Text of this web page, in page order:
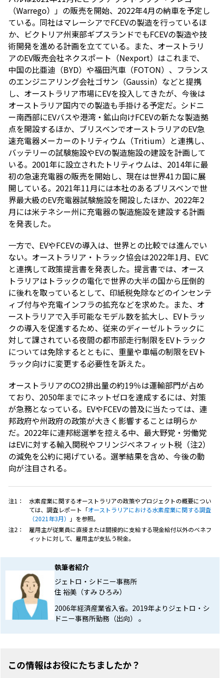
（Warrego）」の販売を開始、2022年4月の納車を予定し
ている。同社はマレーシアでFCEVの製造を行っているほ
か、ビクトリア州東部ギプスランドでもFCEVの製造や技
術開発を進める計画を立てている。また、オーストラリ
アのEV販売会社ネクスポート（Nexport）はこれまで、
中国の比亜迪（BYD）や福田汽車（FOTON）、フランス
のエンジニアリング会社ゴサン（Gaussin）などと提携
し、オーストラリア市場にEVを投入してきたが、今後は
オーストラリア国内での製造も手掛ける予定だ。シドニ
ー南西部にEVバスや港湾・鉱山向けFCEVの新たな製造拠
点を開設するほか、ブリスベンでオーストラリアのEV急
速充電器メーカーのトリティウム（Tritium）と連携し、
バッテリーの試験施設やEVの製造施設の建設を計画して
いる。2001年に設立されたトリティウムは、2014年に最
初の急速充電器の販売を開始し、現在は世界41カ国に展
開している。2021年11月には本社のあるブリスベンで世
界最大級のEV充電器試験施設を開設したほか、2022年2
月には米テネシー州に充電器の製造施設を建設する計画
を発表した。
一方で、EVやFCEVの導入は、世界との比較では進んでい
ない。オーストラリア・トラック協会は2022年1月、EVC
と連携して政策提言書を発表した。提言書では、オース
トラリアはトラックの電化で世界の大半の国から圧倒的
に後れを取っているとして、印紙税免除などのインセンテ
ィブ付与や充電インフラの拡充などを求めた。また、オ
ーストラリアで入手可能なモデル数を拡大し、EVトラッ
クの導入を促進するため、従来のディーゼルトラックに
対して課されている夜間の都市部走行制限をEVトラック
については免除するとともに、重量や車幅の制限をEVト
ラック向けに変更する必要性を訴えた。
オーストラリアのCO2排出量の約19％は運輸部門が占め
ており、2050年までにネットゼロを達成するには、対策
が急務となっている。EVやFCEVの普及に当たっては、連
邦政府や州政府の政策が大きく影響することは明らか
だ。2022年に連邦総選挙を控える中、最大野党・労働党
はEVに対する輸入関税やフリンジベネフィット税（注2）
の減免を公約に掲げている。選挙結果を含め、今後の動
向が注目される。
注1：
水素産業に関するオーストラリアの政策やプロジェクトの概要につい
ては、調査レポート「オーストラリアにおける水素産業に関する調査
（2021年3月）
」を参照。
注2：
雇用主が従業員に直接または間接的に支給する現金給付以外のベネフ
ィットに対して、雇用主が支払う税金。
執筆者紹介
ジェトロ・シドニー事務所
住 裕美（すみ ひろみ）
2006年経済産業省入省。2019年よりジェトロ・シ
ドニー事務所勤務（出向） 。
この情報はお役にたちましたか？